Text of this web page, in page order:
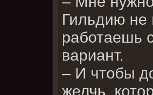
Гильдию не
работаешь
вариант.
– И чтобы
желчь,